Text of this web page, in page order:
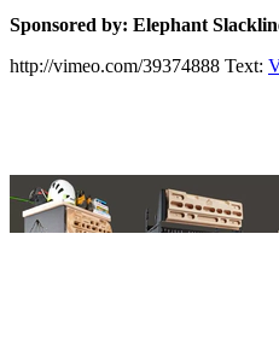
Sponsored by: Elephant
http://vimeo.com/39374888 Text: